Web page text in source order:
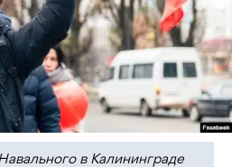
в Калининграде